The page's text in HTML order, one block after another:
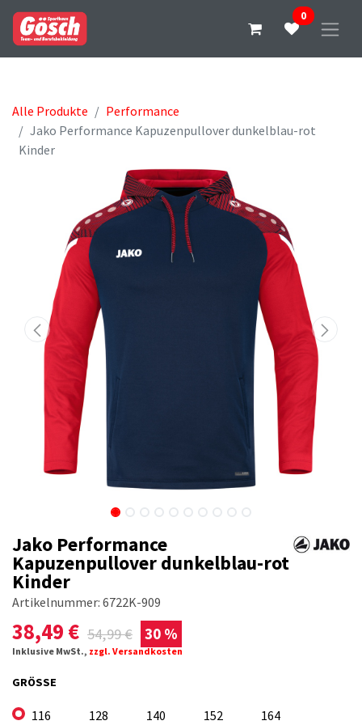
0
Alle Produkte
Performance
Jako Performance Kapuzenpullover dunkelblau-rot
Kinder
Jako Performance
Kapuzenpullover dunkelblau-rot
Kinder
Artikelnummer: 6722K-909
38,49 € 54,99€ 30 %
Inklusive MwSt., zzgl. Versandkosten
GRÖSSE
116 128 140 152 164